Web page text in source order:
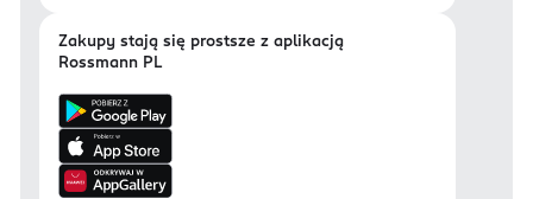
Zakupy stają się prostsze z aplikacją
Rossmann PL